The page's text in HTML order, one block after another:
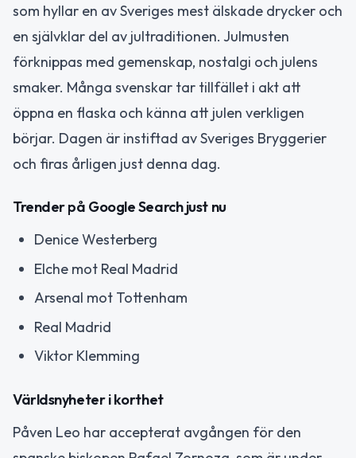
som hyllar en av Sveriges mest älskade drycker och
en självklar del av jultraditionen. Julmusten
förknippas med gemenskap, nostalgi och julens
smaker. Många svenskar tar tillfället i akt att
öppna en flaska och känna att julen verkligen
börjar. Dagen är instiftad av Sveriges Bryggerier
och firas årligen just denna dag.
Trender på Google Search just nu
Denice Westerberg
Elche mot Real Madrid
Arsenal mot Tottenham
Real Madrid
Viktor Klemming
Världsnyheter i korthet
Påven Leo har accepterat avgången för den